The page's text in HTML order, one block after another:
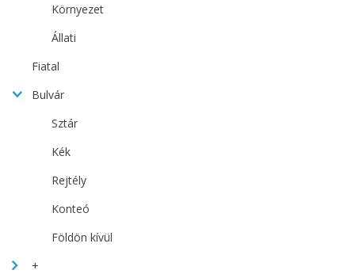
Környezet
Állati
Fiatal
Bulvár
Sztár
Kék
Rejtély
Konteó
Földön kívül
+